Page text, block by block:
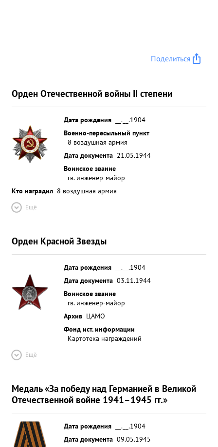
Поделиться
Орден Отечественной войны II степени
Дата рождения
__.__.1904
Военно-пересыльный пункт
8 воздушная армия
Дата документа 21.05.1944
Воинское звание
гв. инженер-майор
Кто наградил 8 воздушная армия
Ещё
Орден Красной Звезды
Дата рождения
__.__.1904
Дата документа 03.11.1944
Воинское звание
гв. инженер-майор
Архив ЦАМО
Фонд ист. информации
Картотека награждений
Ещё
Медаль «За победу над Германией в Великой
Отечественной войне 1941–1945 гг.»
Дата рождения
__.__.1904
Дата документа 09.05.1945